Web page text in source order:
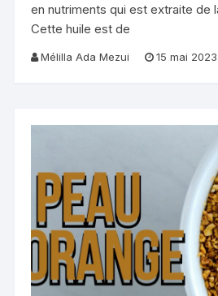
en nutriments qui est extraite de
Cette huile est de
Mélilla Ada Mezui 15 mai 2023